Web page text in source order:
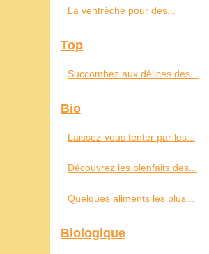
La ventrèche pour des...
Top
Succombez aux délices des...
Bio
Laissez-vous tenter par les...
Découvrez les bienfaits des...
Quelques aliments les plus...
Biologique